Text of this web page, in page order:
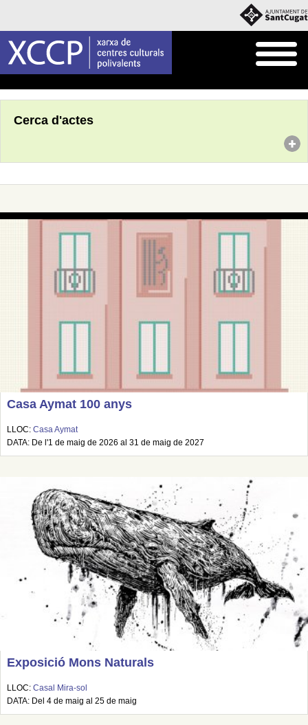
Cerca d'actes
Casa Aymat 100 anys
LLOC: Casa Aymat
DATA: De l'1 de maig de 2026 al 31 de maig de 2027
Exposició Mons Naturals
LLOC: Casal Mira-sol
DATA: Del 4 de maig al 25 de maig